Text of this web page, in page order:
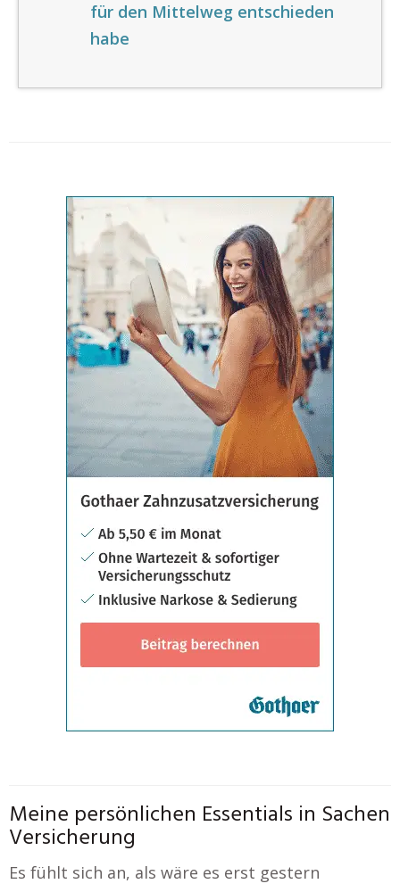
für den Mittelweg entschieden
habe
Meine persönlichen Essentials in Sachen
Versicherung
Es fühlt sich an, als wäre es erst gestern